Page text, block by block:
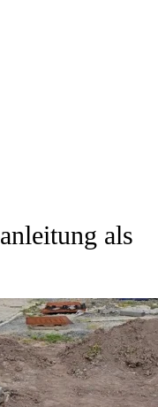
als